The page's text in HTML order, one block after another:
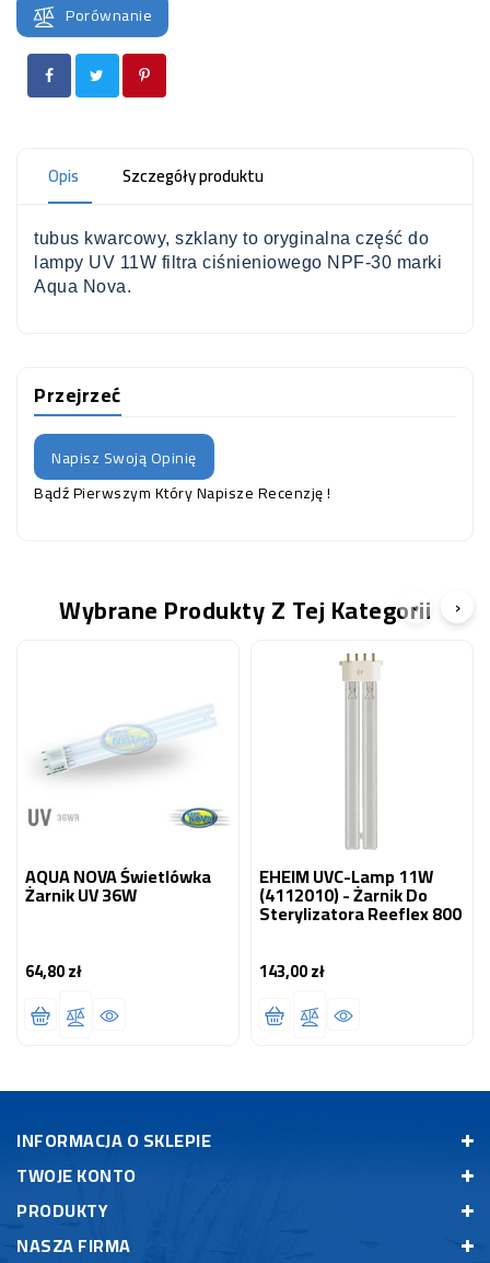
Porównanie
Opis Szczegóły produktu
tubus kwarcowy, szklany to oryginalna część do
lampy UV 11W filtra ciśnieniowego NPF-30 marki
Aqua Nova.
Przejrzeć
Napisz Swoją Opinię
Bądź Pierwszym Który Napisze Recenzję !
Wybrane Produkty Z Tej Kategorii
AQUA NOVA Świetlówka
Żarnik UV 36W
64,80 złCena
EHEIM UVC-Lamp 11W
(4112010) - Żarnik Do
Sterylizatora Reeflex 800
143,00 złCena
‹ ›
INFORMACJA O SKLEPIE
TWOJE KONTO
PRODUKTY
NASZA FIRMA